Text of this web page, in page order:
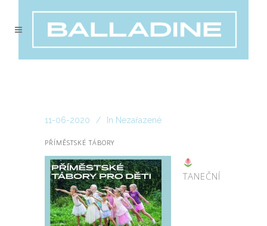
11-06-2020 In Nezařazené
PŘÍMĚSTSKÉ TÁBORY
TANEČNÍ